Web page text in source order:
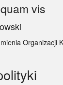
vis
Organizacji